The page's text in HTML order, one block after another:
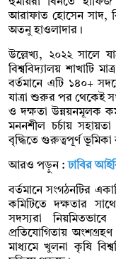
আরাফাত হোসেন সাদ,
অতনু হাওলাদার।
উল্লেখ্য, ২০২২ সালে
বিশ্ববিদ্যালয় শাখাটি
বর্তমানে এটি ১৪০+
যাত্রা শুরুর পর থেকেই
ও দক্ষতা উন্নয়নমূলক
মননশীল চর্চায়
বৃদ্ধিতে গুরুত্বপূর্ণ ভূমিকা
আরও পড়ুন :ঢাবির
বর্তমানে সংগঠনটির
কমিটিতে দক্ষতার
সদস্যরা
প্রতিযোগিতায়
মাধ্যমে খুলনা কৃষি